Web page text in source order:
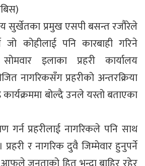
सुर्खेतका प्रमुख एसपी बसन्त रजौरेले
कोहीलाई पनि कारबाही गरिने
इलाका प्रहरी कार्यालय
नागरिकसँग प्रहरीको अन्तरक्रिया
बोल्दै उनले यस्तो बताएका
गर्न प्रहरीलाई नागरिकले पनि साथ
प्रहरी र नागरिक दुवै जिम्मेवार हुनुपर्ने